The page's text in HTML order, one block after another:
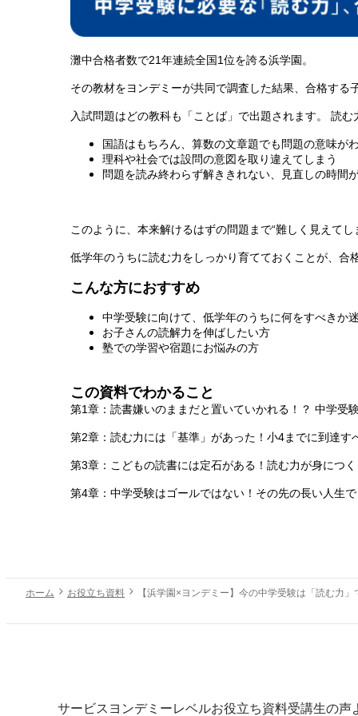
灘中合格者数で21年連続全国1位を誇る浜学園。
その教材をヨンデミーが共同で調査した結果、合格す
入試問題はどの教科も「ことば」で出題されます。 読
国語はもちろん、算数の文章題でも問題の意味が
理科や社会では設問の意図を取り違えてしまう
問題を読み終わらず解ききれない、見直しの時間
このように、本来解けるはずの問題まで“難しく見えてし
低学年のうちに読む力をしっかり育てておくことが、合
こんな方におすすめ
中学受験に向けて、低学年のうちに何をすべきか
お子さんの読解力を伸ばしたい方
塾での学習や宿題にお悩みの方
この資料でわかること
第1章：読書嫌いのままだと置いていかれる！？ 中学受
第2章：読む力には「基準」があった！小4までに到達す
第3章：こどもの読書には定石がある！読む力が身につ
第4章：中学受験はゴールではない！その先の長い人生
ホーム お役立ち資料 【浜学園×ヨンデミー】今の中学受験は「読む力
サービス ヨンデミーレベルお役立ち資料受講生の声